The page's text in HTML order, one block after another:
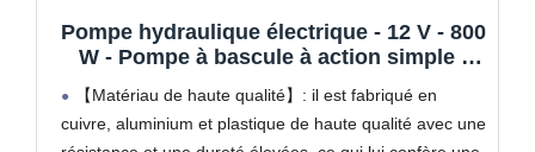
Pompe hydraulique électrique - 12 V - 800
W - Pompe à bascule à action simple -
Télécommande - Remorque - Presse
hydraulique - Pour remorque basculante
【Matériau de haute qualité】: il est fabriqué en
cuivre, aluminium et plastique de haute qualité avec une